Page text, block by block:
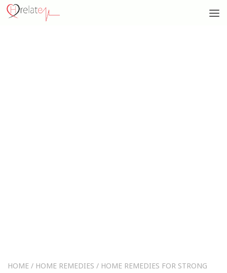
HOME / HOME REMEDIES / HOME REMEDIES FOR STRONG